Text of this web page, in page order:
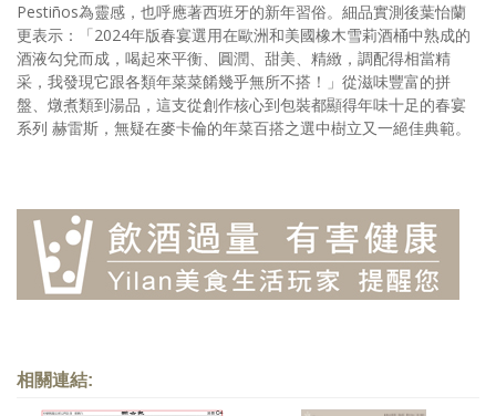
Pestiños為靈感，也呼應著西班牙的新年習俗。細品實測後葉怡蘭
更表示：「2024年版春宴選用在歐洲和美國橡木雪莉酒桶中熟成的
酒液勾兌而成，喝起來平衡、圓潤、甜美、精緻，調配得相當精
采，我發現它跟各類年菜菜餚幾乎無所不搭！」從滋味豐富的拼
盤、燉煮類到湯品，這支從創作核心到包裝都顯得年味十足的春宴
系列 赫雷斯，無疑在麥卡倫的年菜百搭之選中樹立又一絕佳典範。
相關連結: